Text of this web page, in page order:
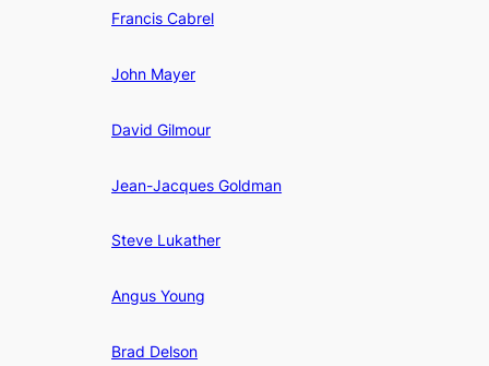
Francis Cabrel
John Mayer
David Gilmour
Jean-Jacques Goldman
Steve Lukather
Angus Young
Brad Delson